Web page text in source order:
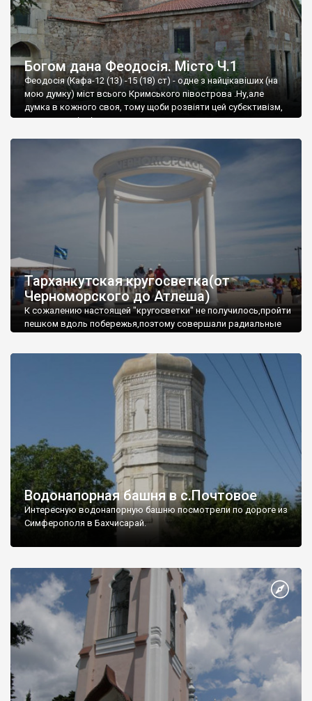
Богом дана Феодосія. Місто Ч.1
Феодосія (Кафа-12 (13) -15 (18) ст) - одне з найцікавіших (на
мою думку) міст всього Кримського півострова .Ну,але
думка в кожного своя, тому щоби розвіяти цей субєктивізм,
запрошую відвідати це
Тарханкутская кругосветка(от
Черноморского до Атлеша)
К сожалению настоящей "кругосветки" не получилось,пройти
пешком вдоль побережья,поэтому совершали радиальные
Водонапорная башня в с.Почтовое
Интересную водонапорную башню посмотрели по дороге из
Симферополя в Бахчисарай.